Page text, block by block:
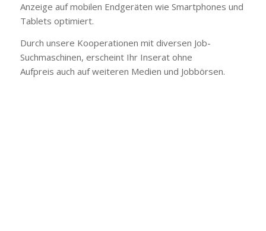
Anzeige auf mobilen Endgeräten wie Smartphones und
Tablets optimiert.
Durch unsere Kooperationen mit diversen Job-
Suchmaschinen, erscheint Ihr Inserat ohne
Aufpreis auch auf weiteren Medien und Jobbörsen.